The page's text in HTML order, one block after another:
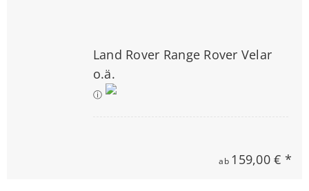
Land Rover Range Rover Velar
o.ä.
ⓘ
ab 159,00 € *